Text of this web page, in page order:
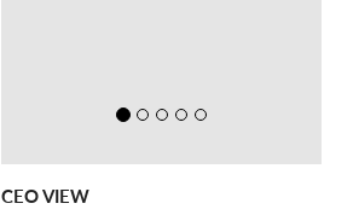
CEO VIEW